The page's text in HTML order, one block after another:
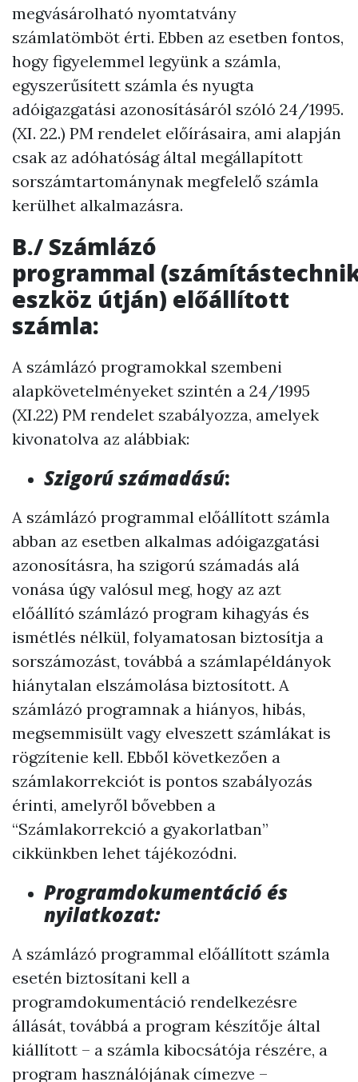
megvásárolható nyomtatvány
számlatömböt érti. Ebben az esetben fontos,
hogy figyelemmel legyünk a számla,
egyszerűsített számla és nyugta
adóigazgatási azonosításáról szóló 24/1995.
(XI. 22.) PM rendelet előírásaira, ami alapján
csak az adóhatóság által megállapított
sorszámtartománynak megfelelő számla
kerülhet alkalmazásra.
B./ Számlázó
programmal
eszköz útján) előállított
számla:
A számlázó programokkal szembeni
alapkövetelményeket szintén a 24/1995
(XI.22) PM rendelet szabályozza, amelyek
kivonatolva az alábbiak:
Szigorú számadású:
A számlázó programmal előállított számla
abban az esetben alkalmas adóigazgatási
azonosításra, ha szigorú számadás alá
vonása úgy valósul meg, hogy az azt
előállító számlázó program kihagyás és
ismétlés nélkül, folyamatosan biztosítja a
sorszámozást, továbbá a számlapéldányok
hiánytalan elszámolása biztosított. A
számlázó programnak a hiányos, hibás,
megsemmisült vagy elveszett számlákat is
rögzítenie kell. Ebből következően a
számlakorrekciót is pontos szabályozás
érinti, amelyről bővebben a
“Számlakorrekció a gyakorlatban”
cikkünkben lehet tájékozódni.
Programdokumentáció és
nyilatkozat:
A számlázó programmal előállított számla
esetén biztosítani kell a
programdokumentáció rendelkezésre
állását, továbbá a program készítője által
kiállított – a számla kibocsátója részére, a
program használójának címezve –